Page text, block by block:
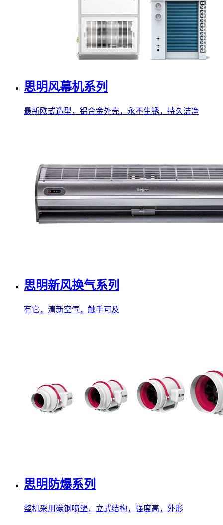
思明风幕机系列
最新欧式造型，铝合金外壳，永不生锈，持久洁净
思明新风换气系列
有它，清新空气，触手可及
思明防爆系列
整机采用碳钢喷塑，立式结构，强度高，外形